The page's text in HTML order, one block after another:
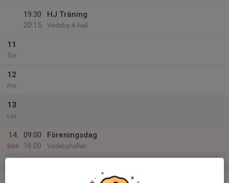
19:30
20:15
HJ Träning
Vedeby A-hall
11
Tor
12
Fre
13
Lör
14
Sön
09:00
16:00
Föreningsdag
Vedebyhallen